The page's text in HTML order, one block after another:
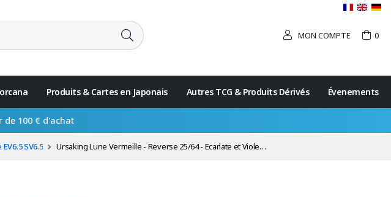
MON COMPTE 0
Produits & Cartes en Japonais Autres TCG & Produits Dérivés Évenements
100 € d'achat
SV6.5 Ursaking Lune Vermeille - Reverse 25/64 - Ecarlate et Violet Fable Nébuleuse